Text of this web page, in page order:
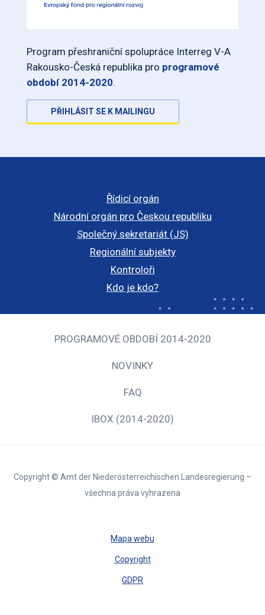
Program přeshraniční spolupráce Interreg V-A
Rakousko-Česká republika pro programové
období 2014-2020.
PŘIHLÁSIT SE K MAILINGU
Řídicí orgán
Národní orgán pro Českou republiku
Společný sekretariát (JS)
Regionální subjekty
Kontroloři
Kdo je kdo?
PROGRAMOVÉ OBDOBÍ 2014-2020
NOVINKY
FAQ
IBOX (2014-2020)
Copyright © Amt der Niederösterreichischen Landesregierung –
všechna práva vyhrazena
Mapa webu
Copyright
GDPR